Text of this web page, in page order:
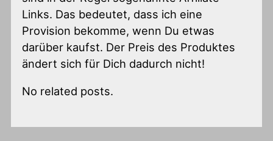
Links. Das bedeutet, dass ich eine
Provision bekomme, wenn Du etwas
darüber kaufst. Der Preis des Produktes
ändert sich für Dich dadurch nicht!
No related posts.